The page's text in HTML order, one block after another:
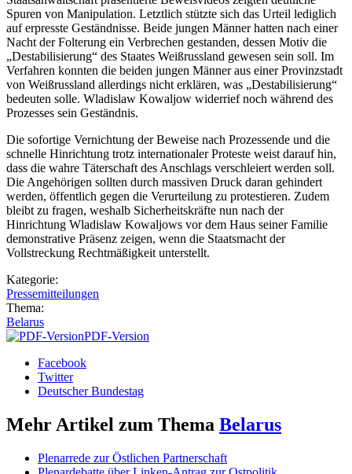
Spuren von Manipulation. Letztlich stützte sich das Urteil lediglich
auf erpresste Geständnisse. Beide jungen Männer hatten nach einer
Nacht der Folterung ein Verbrechen gestanden, dessen Motiv die
„Destabilisierung“ des Staates Weißrussland gewesen sein soll. Im
Verfahren konnten die beiden jungen Männer aus einer Provinzstadt
von Weißrussland allerdings nicht erklären, was „Destabilisierung“
bedeuten solle. Wladislaw Kowaljow widerrief noch während des
Prozesses sein Geständnis.
Die sofortige Vernichtung der Beweise nach Prozessende und die
schnelle Hinrichtung trotz internationaler Proteste weist darauf hin,
dass die wahre Täterschaft des Anschlags verschleiert werden soll.
Die Angehörigen sollten durch massiven Druck daran gehindert
werden, öffentlich gegen die Verurteilung zu protestieren. Zudem
bleibt zu fragen, weshalb Sicherheitskräfte nun nach der
Hinrichtung Wladislaw Kowaljows vor dem Haus seiner Familie
demonstrative Präsenz zeigen, wenn die Staatsmacht der
Vollstreckung Rechtmäßigkeit unterstellt.
Kategorie:
Pressemitteilungen
Thema:
Belarus
PDF-Version
Facebook
Twitter
Deutscher Bundestag
Mehr Artikel zum Thema Belarus
Plenarrede zur Östlichen Partnerschaft